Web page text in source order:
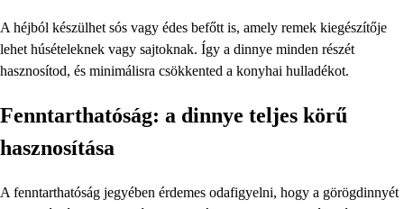
A héjból készülhet sós vagy édes befőtt is, amely remek kiegészítője
lehet húsételeknek vagy sajtoknak. Így a dinnye minden részét
hasznosítod, és minimálisra csökkented a konyhai hulladékot.
Fenntarthatóság: a dinnye teljes körű
hasznosítása
A fenntarthatóság jegyében érdemes odafigyelni, hogy a görögdinnyét